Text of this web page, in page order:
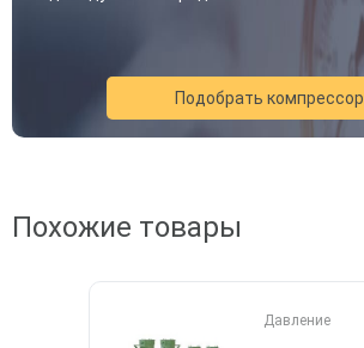
Подобрать компрессор
Похожие товары
Давление